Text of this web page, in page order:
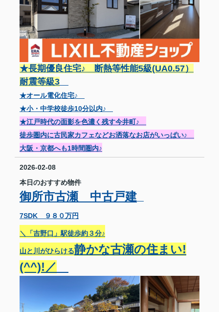
★長期優良住宅♪ 断熱等性能5級(UA0.57）
耐震等級3
★オール電化住宅♪
★小・中学校徒歩10分以内♪
★江戸時代の面影を色濃く残す今井町♪
徒歩圏内に古民家カフェなどお洒落なお店がいっぱい♪
大阪・京都へも1時間圏内♪
2026-02-08
本日のおすすめ物件
御所市古瀬 中古戸建
7SDK ９８０万円
＼「吉野口」駅徒歩約３分♪
山と川がひらける静かな古瀬の住まい!
(^^)!／